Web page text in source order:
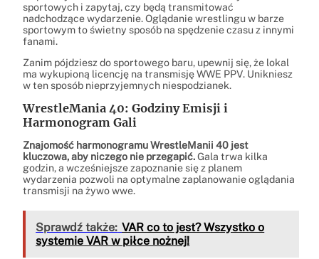
sportowych i zapytaj, czy będą transmitować
nadchodzące wydarzenie. Oglądanie wrestlingu w barze
sportowym to świetny sposób na spędzenie czasu z innymi
fanami.
Zanim pójdziesz do sportowego baru, upewnij się, że lokal
ma wykupioną licencję na transmisję WWE PPV. Unikniesz
w ten sposób nieprzyjemnych niespodzianek.
WrestleMania 40: Godziny Emisji i
Harmonogram Gali
Znajomość harmonogramu WrestleManii 40 jest
kluczowa, aby niczego nie przegapić.Gala trwa kilka
godzin, a wcześniejsze zapoznanie się z planem
wydarzenia pozwoli na optymalne zaplanowanie oglądania
transmisji na żywo wwe.
Sprawdź także: VAR co to jest? Wszystko o
systemie VAR w piłce nożnej!